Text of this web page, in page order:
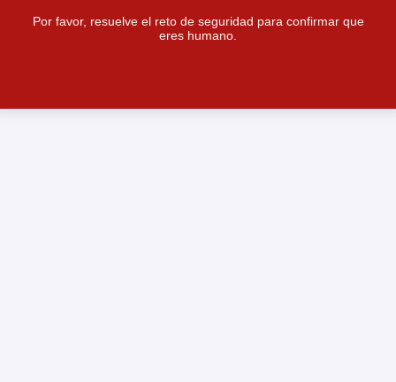
Por favor, resuelve el reto de seguridad para confirmar que
eres humano.